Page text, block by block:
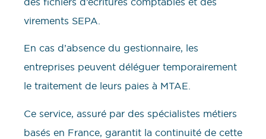
virements SEPA.
En cas d’absence du gestionnaire, les
entreprises peuvent déléguer temporairement
le traitement de leurs paies à MTAE.
Ce service, assuré par des spécialistes métiers
basés en France, garantit la continuité de cette